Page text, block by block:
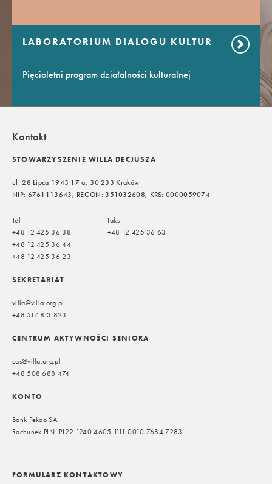
LABORATORIUM DIALOGU KULTUR
Pięcioletni program działalności kulturalnej
Kontakt
STOWARZYSZENIE WILLA DECJUSZA
ul. 28 Lipca 1943 17 a, 30 233 Kraków
NIP: 6761113643, REGON: 351032608, KRS: 0000059074
Tel
+48 12 425 36 38
+48 12 425 36 44
+48 12 425 36 23
Faks
+48 12 425 36 63
SEKRETARIAT
villa@villa.org.pl
+48 517 813 823
CENTRUM AKTYWNOŚCI SENIORA
cas@villa.org.pl
+48 508 688 474
KONTO
Bank Pekao SA
Rachunek PLN: PL22 1240 4605 1111 0010 7684 7283
FORMULARZ KONTAKTOWY